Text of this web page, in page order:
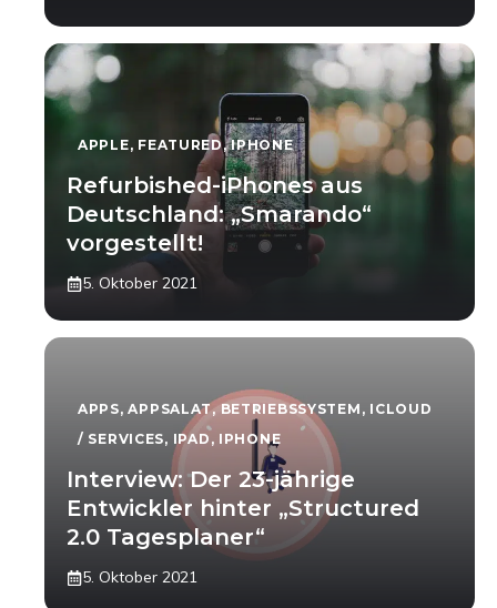
APPLE, FEATURED,IPHONE
Refurbished-iPhones aus
Deutschland: „Smarando“
vorgestellt!
5. Oktober 2021
APPS,APPSALAT, BETRIEBSSYSTEM , ICLOUD
/ SERVICES, IPAD , IPHONE
Interview: Der 23-jährige
Entwickler hinter „Structured
2.0 Tagesplaner“
5. Oktober 2021